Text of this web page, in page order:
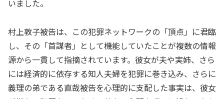
いました。
村上敦子被告は、この犯罪ネットワークの「頂点」に君臨
し、その「首謀者」として機能していたことが複数の情報
源から一貫して指摘されています。彼女が夫や実姉、さら
には経済的に依存する知人夫婦を犯罪に巻き込み、さらに
義理の弟である直哉被告を心理的に支配した事実は、彼女